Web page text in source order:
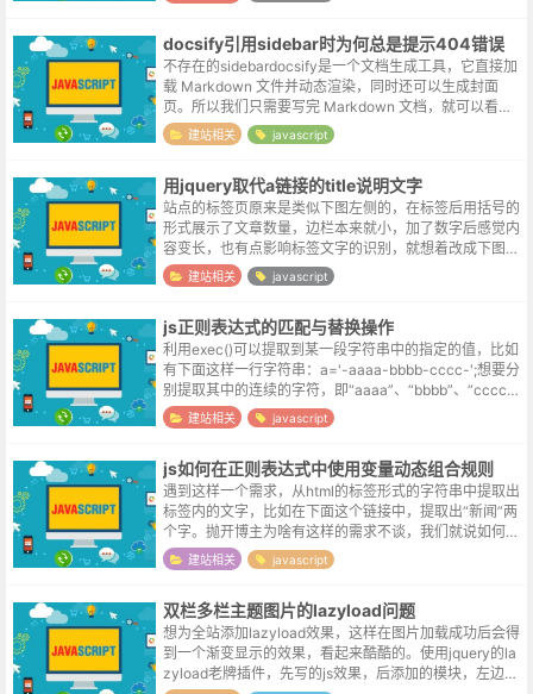
接力的形式。JavaScrip...
docsify引用sidebar时为何总是提示404错误
不存在的sidebardocsify是一个文档生成工具，它直接加
载 Markdown 文件并动态渲染，同时还可以生成封面
页。所以我们只需要写完 Markdown 文档，就可以看到
文档页面了。小鸟数据博客采用的是Typecho，Type...
建站相关 javascript
用jquery取代a链接的title说明文字
站点的标签页原来是类似下图左侧的，在标签后用括号的
形式展示了文章数量，边栏本来就小，加了数字后感觉内
容变长，也有点影响标签文字的识别，就想着改成下图右
侧的形式。记录一下原来生成含数字标签的代码，方便以
后修改时的查询：<?php ...
建站相关 javascript
js正则表达式的匹配与替换操作
利用exec()可以提取到某一段字符串中的指定的值，比如
有下面这样一行字符串：a='-aaaa-bbbb-cccc-';想要分
别提取其中的连续的字符，即“aaaa”、“bbbb”、“cccc”,
书写正则表达式如下，并利用exec()函...
建站相关 javascript
js如何在正则表达式中使用变量动态组合规则
遇到这样一个需求，从html的标签形式的字符串中提取出
标签内的文字，比如在下面这个链接中，提取出“新闻”两
个字。抛开博主为啥有这样的需求不谈，我们就说如何去
实现：link='<a href="http://news.b...
建站相关 javascript
双栏多栏主题图片的lazyload问题
想为全站添加lazyload效果，这样在图片加载成功后会得
到一个渐变显示的效果，看起来酷酷的。使用jquery的la
zyload老牌插件，先写的js效果，后添加的模块，左边栏